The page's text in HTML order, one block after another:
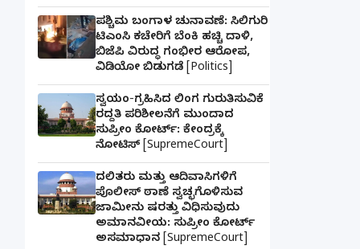
ಪಶ್ಚಿಮ ಬಂಗಾಳ ಚುನಾವಣೆ: ಸಿಲಿಗುರಿ
ಟಿಎಂಸಿ ಕಚೇರಿಗೆ ಬೆಂಕಿ ಹಚ್ಚಿ ದಾಳಿ,
ಬಿಜೆಪಿ ವಿರುದ್ಧ ಗಂಭೀರ ಆರೋಪ,
ವಿಡಿಯೋ ಬಿಡುಗಡೆ [Politics]
ಸ್ವಯಂ-ಗ್ರಹಿಸಿದ ಲಿಂಗ ಗುರುತಿಸುವಿಕೆ
ರದ್ದತಿ ಪರಿಶೀಲನೆಗೆ ಮುಂದಾದ
ಸುಪ್ರೀಂ ಕೋರ್ಟ್: ಕೇಂದ್ರಕ್ಕೆ
ನೋಟಿಸ್ [SupremeCourt]
ದಲಿತರು ಮತ್ತು ಆದಿವಾಸಿಗಳಿಗೆ
ಪೊಲೀಸ್ ಠಾಣೆ ಸ್ವಚ್ಛಗೊಳಿಸುವ
ಜಾಮೀನು ಷರತ್ತು ವಿಧಿಸುವುದು
ಅಮಾನವೀಯ: ಸುಪ್ರೀಂ ಕೋರ್ಟ್
ಅಸಮಾಧಾನ [SupremeCourt]